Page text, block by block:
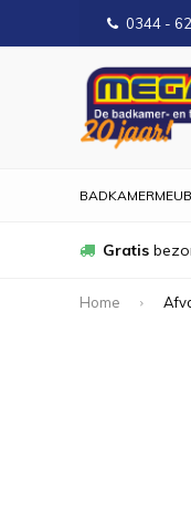
0344 -
Gratis
Home